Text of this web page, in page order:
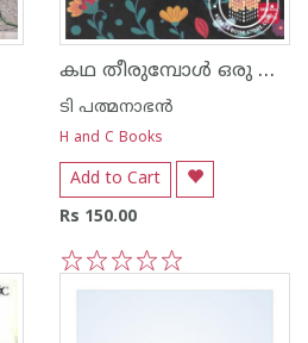
കഥ തീരുമ്പോള്‍ ഒരു വാനമ്പാടി പറക്കുന്നു
ടി പത്മനാഭന്‍
H and C Books
Add to Cart
Rs 150.00